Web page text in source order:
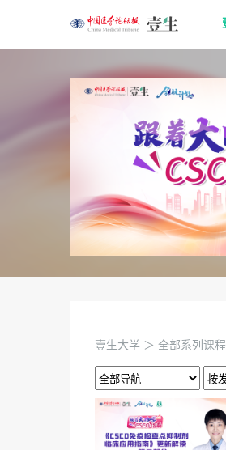
壹生大学 ＞ 全部系列课程